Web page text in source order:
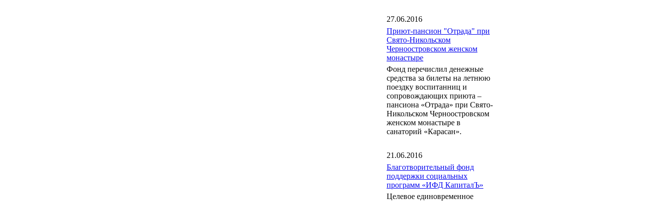
27.06.2016
Приют-пансион "Отрада" при
Свято-Никольском
Черноостровском женском
монастыре
Фонд перечислил денежные
средства за билеты на летнюю
поездку воспитанниц и
сопровождающих приюта –
пансиона «Отрада» при Свято-
Никольском Черноостровском
женском монастыре в
санаторий «Карасан».
21.06.2016
Благотворительный фонд
поддержки социальных
программ «ИФД КапиталЪ»
Целевое единовременное